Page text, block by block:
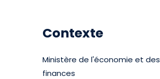
Contexte
Ministère de l'économie et des
finances